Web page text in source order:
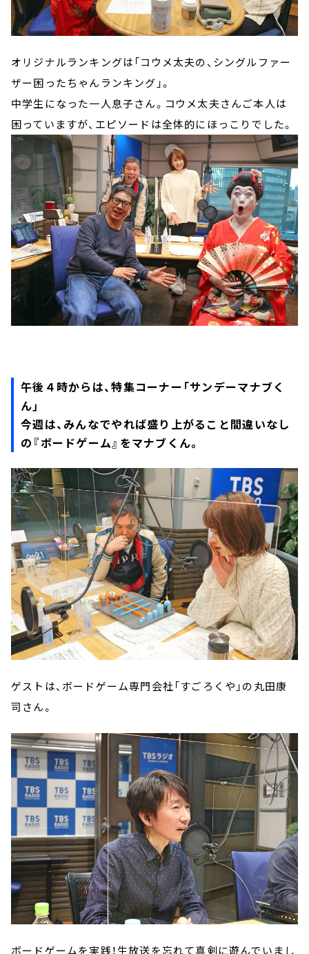
オリジナルランキングは「コウメ太夫の、シングルファー
ザー困ったちゃんランキング」。
中学生になった一人息子さん。コウメ太夫さんご本人は
困っていますが、エピソードは全体的にほっこりでした。
午後４時からは、特集コーナー「サンデーマナブく
ん」
今週は、みんなでやれば盛り上がること間違いなし
の『ボードゲーム』をマナブくん。
ゲストは、ボードゲーム専門会社「すごろくや」の丸田康
司さん。
ボードゲームを実践！生放送を忘れて真剣に遊んでいまし